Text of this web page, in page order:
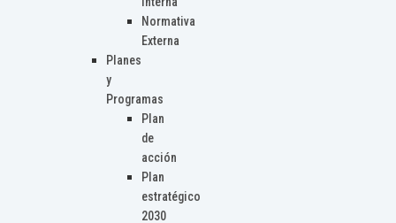
Normativa
Externa
Planes
y
Programas
Plan
de
acción
Plan
estratégico
2030